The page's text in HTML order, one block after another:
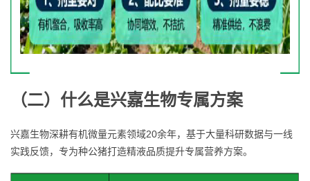
（二） 什么是兴嘉生物专属方案
兴嘉生物深耕有机微量元素领域20余年，基于大量科研数据与一线
实践反馈，专为种公猪打造精液品质提升专属营养方案。